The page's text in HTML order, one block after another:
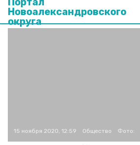
Новоалександровского
округа
15 ноября 2020, 12:59 Общество Фото: